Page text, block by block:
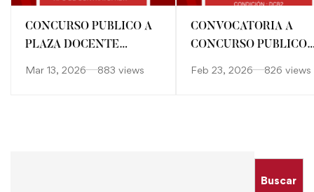
CONCURSO PUBLICO A
PLAZA DOCENTE
Mar 13, 2026 883 views
CONVOCATORIA A
CONCURSO PUBLICO
Feb 23, 2026 826 views
Buscar